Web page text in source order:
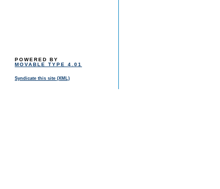
POWERED BY
MOVABLE TYPE 4.01
Syndicate this site (XML)